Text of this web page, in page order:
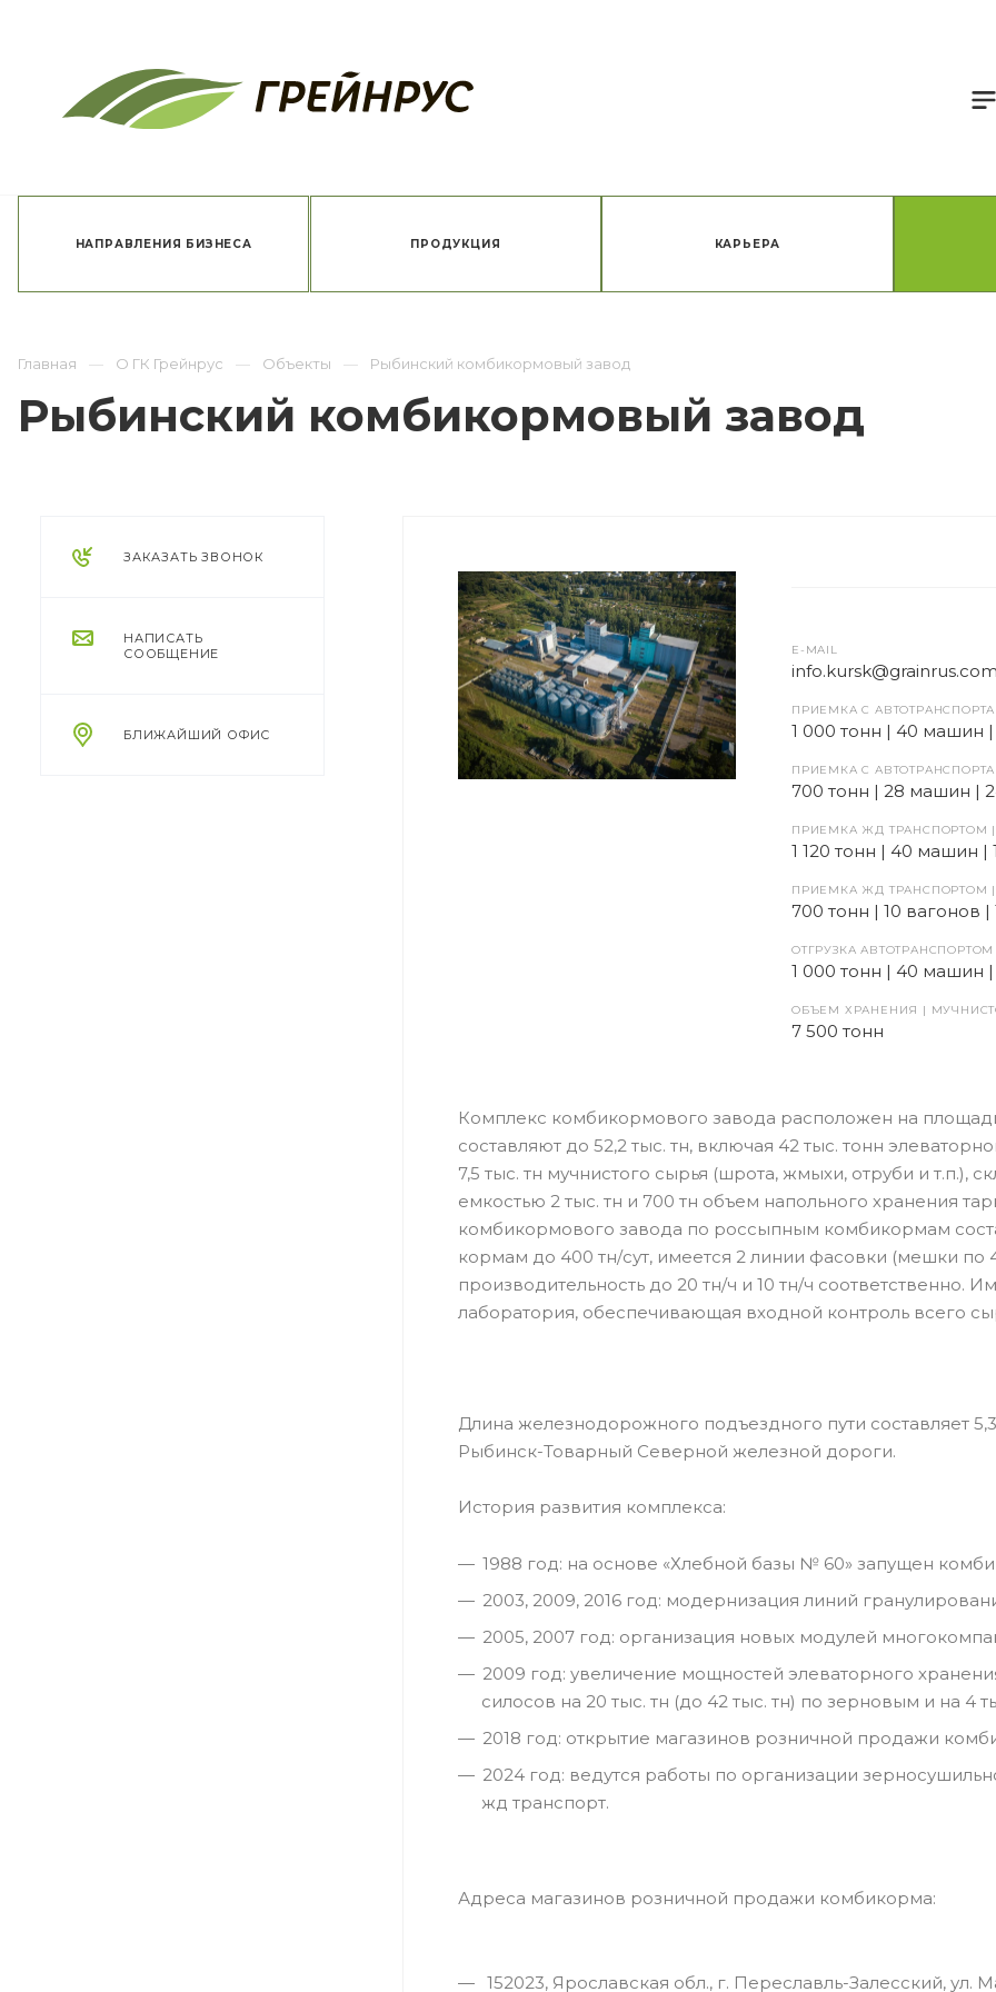
НАПРАВЛЕНИЯ БИЗНЕСА ПРОДУКЦИЯ КАРЬЕРА
Главная О ГК Грейнрус Объекты Рыбинский комбикормовый завод
Рыбинский комбикормовый завод
ЗАКАЗАТЬ ЗВОНОК
НАПИСАТЬ
СООБЩЕНИЕ
БЛИЖАЙШИЙ ОФИС
E-MAIL
ПРИЕМКА С
1 000 тонн | 40 машин |
ПРИЕМКА С
700 тонн | 28 машин |
ПРИЕМКА ЖД ТРАНСПОРТОМ
1 120 тонн | 40 машин |
ПРИЕМКА ЖД ТРАНСПОРТОМ
700 тонн | 10 вагонов |
ОТГРУЗКА
1 000 тонн | 40 машин |
ОБЪЕМ ХРАНЕНИЯ |
7 500 тонн
Комплекс комбикормового завода расположен на
составляют до 52,2 тыс. тн, включая 42 тыс. тонн
7,5 тыс. тн мучнистого сырья (шрота, жмыхи, отруби и т.п.),
емкостью 2 тыс. тн и 700 тн объем напольного хранения
комбикормового завода по россыпным комбикормам
кормам до 400 тн/сут, имеется 2 линии фасовки (мешки по
производительность до 20 тн/ч и 10 тн/ч соответственно.
лаборатория, обеспечивающая входной контроль всего
Длина железнодорожного подъездного пути составляет
Рыбинск-Товарный Северной железной дороги.
История развития комплекса:
1988 год: на основе «Хлебной базы № 60» запущен
2003, 2009, 2016 год: модернизация линий
2005, 2007 год: организация новых модулей
2009 год: увеличение мощностей элеваторного
силосов на 20 тыс. тн (до 42 тыс. тн) по зерновым и на 4
2018 год: открытие магазинов розничной продажи
2024 год: ведутся работы по организации
жд транспорт.
Адреса магазинов розничной продажи комбикорма:
152023, Ярославская обл., г. Переславль-Залесский, ул.